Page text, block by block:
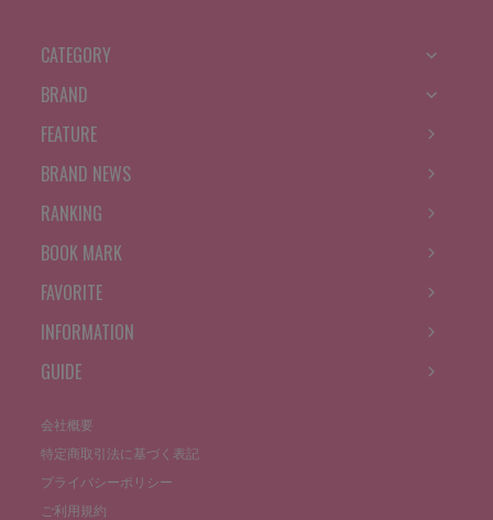
CATEGORY
BRAND
FEATURE
BRAND NEWS
RANKING
BOOK MARK
FAVORITE
INFORMATION
GUIDE
会社概要
特定商取引法に基づく表記
プライバシーポリシー
ご利用規約